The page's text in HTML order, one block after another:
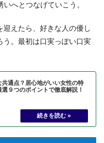
へとつなげていこう。
えたら、好きな人の優し
う。最初は口実っぽい口実
共通点？居心地がいい女性の特
選９つのポイントで徹底解説！